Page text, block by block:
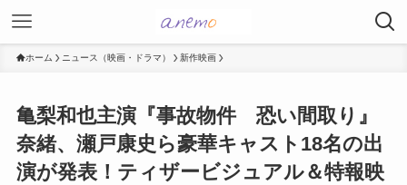
ホーム ニュース（映画・ドラマ） 新作映画
亀梨和也主演『事故物件 恐い間取り』
奈緒、瀬戸康史ら豪華キャスト18名の出
演が発表！ティザービジュアル＆特報映